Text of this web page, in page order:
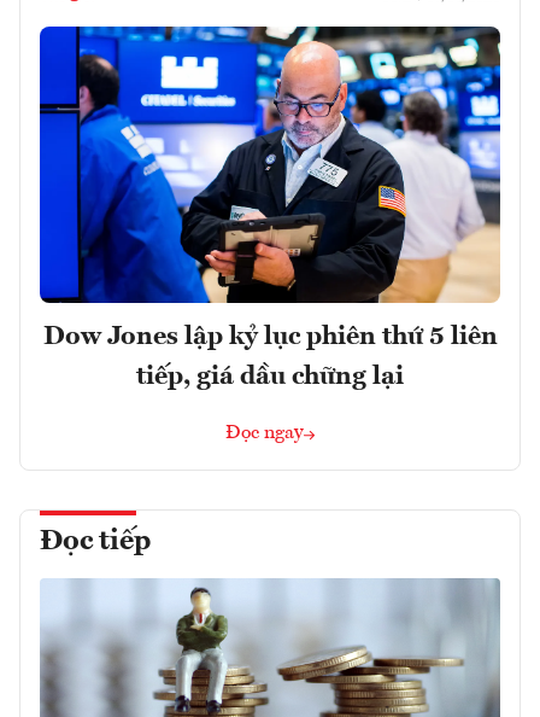
Dow Jones lập kỷ lục phiên thứ 5 liên
tiếp, giá dầu chững lại
Đọc ngay
Đọc tiếp